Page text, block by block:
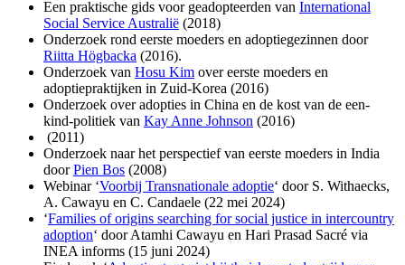
Een praktische gids voor geadopteerden van International
Social Service Australië (2018)
Onderzoek rond eerste moeders en adoptiegezinnen door
Riitta Högbacka (2016).
Onderzoek van Hosu Kim over eerste moeders en
adoptiepraktijken in Zuid-Korea (2016)
Onderzoek over adopties in China en de kost van de een-
kind-politiek van Kay Anne Johnson (2016)
(2011)
Onderzoek naar het perspectief van eerste moeders in India
doorPien Bos (2008)
Webinar ‘Voorbij Transnationale adoptie‘ door S. Withaecks,
A. Cawayu en C. Candaele (22 mei 2024)
‘Families of origins searching for social justice in intercountry
adoption‘ door Atamhi Cawayu en Hari Prasad Sacré via
INEA informs (15 juni 2024)